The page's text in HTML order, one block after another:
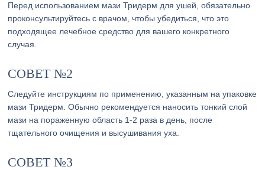
Перед использованием мази Тридерм для ушей, обязательно
проконсультируйтесь с врачом, чтобы убедиться, что это
подходящее лечебное средство для вашего конкретного
случая.
СОВЕТ №2
Следуйте инструкциям по применению, указанным на упаковке
мази Тридерм. Обычно рекомендуется наносить тонкий слой
мази на пораженную область 1-2 раза в день, после
тщательного очищения и высушивания уха.
СОВЕТ №3